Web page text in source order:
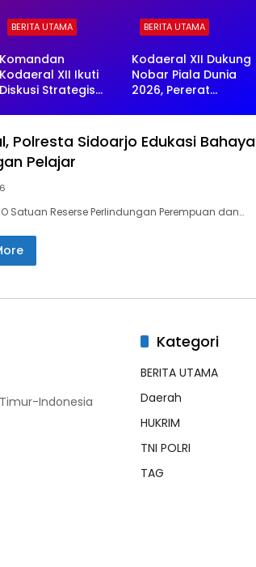
BERITA UTAMA
Komandan
Kodaeral XII Ikuti
Diskusi Strategis
Pemahaman
Keamanan Maritim
Global
BERITA UTAMA
Kodaeral XII Dukung
Nobar Piala Dunia
2026, Pererat
Masyarakat Kalbar
Polresta Sidoarjo Edukasi Bahaya
Pelajar
Satuan Reserse Perlindungan Perempuan dan…
Indonesia
Kategori
BERITA UTAMA
Daerah
HUKRIM
TNI POLRI
TAG